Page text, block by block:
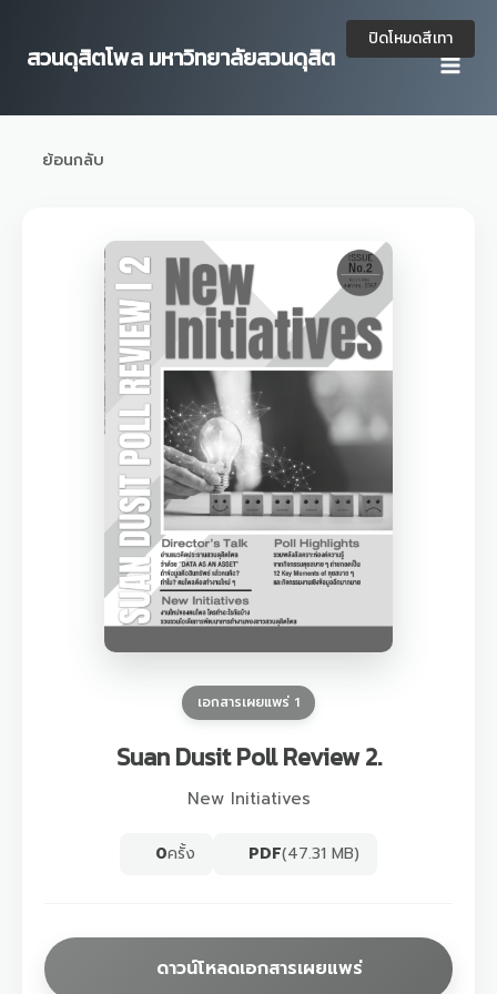
content
สวนดุสิตโพล มหาวิทยาลัยสวนดุสิต
ย้อนกลับ
เอกสารเผยแพร่ 1
Suan Dusit Poll Review 2.
New Initiatives
0ครั้ง PDF(47.31 MB)
ดาวน์โหลดเอกสารเผยแพร่
ปิดโหมดสีเทา